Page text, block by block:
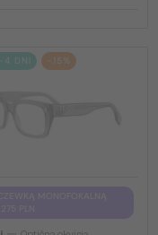
DNI -15%